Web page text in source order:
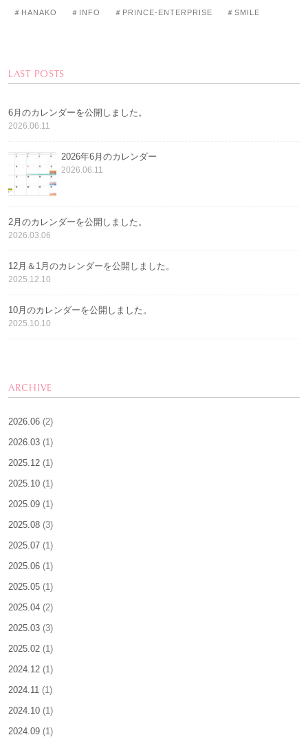
＃HANAKO ＃INFO ＃PRINCE-ENTERPRISE ＃SMILE
LAST POSTS
6月のカレンダーを公開しました。
2026.06.11
2026年6月のカレンダー
2026.06.11
2月のカレンダーを公開しました。
2026.03.06
12月＆1月のカレンダーを公開しました。
2025.12.10
10月のカレンダーを公開しました。
2025.10.10
ARCHIVE
2026.06 (2)
2026.03 (1)
2025.12 (1)
2025.10 (1)
2025.09 (1)
2025.08 (3)
2025.07 (1)
2025.06 (1)
2025.05 (1)
2025.04 (2)
2025.03 (3)
2025.02 (1)
2024.12 (1)
2024.11 (1)
2024.10 (1)
2024.09 (1)